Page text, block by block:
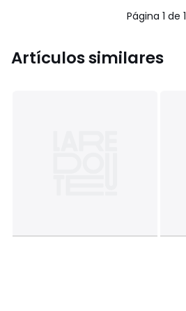
€
Página 1 de 1
Artículos similares